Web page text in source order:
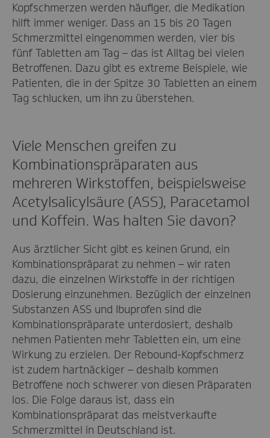
Kopfschmerzen werden häufiger, die Medikation
hilft immer weniger. Dass an 15 bis 20 Tagen
Schmerzmittel eingenommen werden, vier bis
fünf Tabletten am Tag – das ist Alltag bei vielen
Betroffenen. Dazu gibt es extreme Beispiele, wie
Patienten, die in der Spitze 30 Tabletten an einem
Tag schlucken, um ihn zu überstehen.
Viele Menschen greifen zu
Kombinationspräparaten aus
mehreren Wirkstoffen, beispielsweise
Acetylsalicylsäure (ASS), Paracetamol
und Koffein. Was halten Sie davon?
Aus ärztlicher Sicht gibt es keinen Grund, ein
Kombinationspräparat zu nehmen – wir raten
dazu, die einzelnen Wirkstoffe in der richtigen
Dosierung einzunehmen. Bezüglich der einzelnen
Substanzen ASS und Ibuprofen sind die
Kombinationspräparate unterdosiert, deshalb
nehmen Patienten mehr Tabletten ein, um eine
Wirkung zu erzielen. Der Rebound-Kopfschmerz
ist zudem hartnäckiger – deshalb kommen
Betroffene noch schwerer von diesen Präparaten
los. Die Folge daraus ist, dass ein
Kombinationspräparat das meistverkaufte
Schmerzmittel in Deutschland ist.